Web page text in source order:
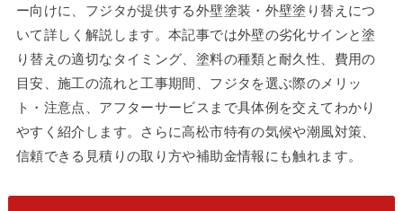
ー向けに、フジタが提供する外壁塗装・外壁塗り替えにつ
いて詳しく解説します。本記事では外壁の劣化サインと塗
り替えの適切なタイミング、塗料の種類と耐久性、費用の
目安、施工の流れと工事期間、フジタを選ぶ際のメリッ
ト・注意点、アフターサービスまで具体例を交えてわかり
やすく紹介します。さらに高松市特有の気候や潮風対策、
信頼できる見積りの取り方や補助金情報にも触れます。